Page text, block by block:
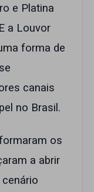
e Platina
a Louvor
forma de
canais
no Brasil.
os
a abrir